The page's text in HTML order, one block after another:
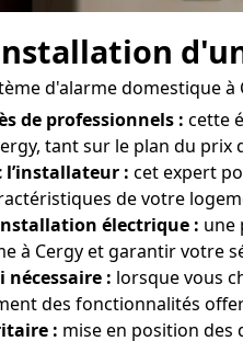
d'alarme domestique
de professionnels : cette
tant sur le plan du
l’installateur : cet expert
de votre
électrique : une
à Cergy et garantir votre
: lorsque vous
des fonctionnalités
: mise en position